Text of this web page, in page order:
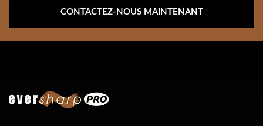
CONTACTEZ-NOUS MAINTENANT